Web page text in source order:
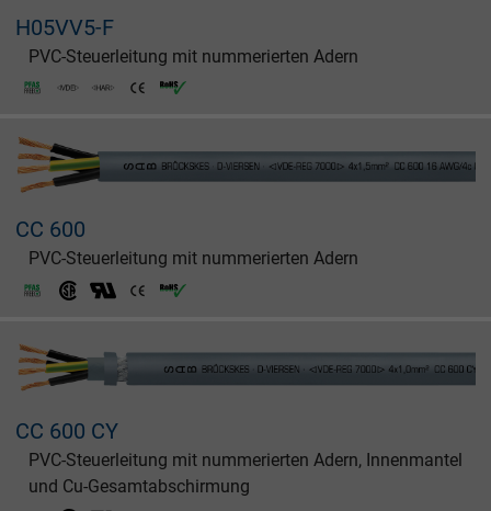
H05VV5-F
PVC-Steuerleitung mit nummerierten Adern
CC 600
PVC-Steuerleitung mit nummerierten Adern
CC 600 CY
PVC-Steuerleitung mit nummerierten Adern, Innenmantel
und Cu-Gesamtabschirmung